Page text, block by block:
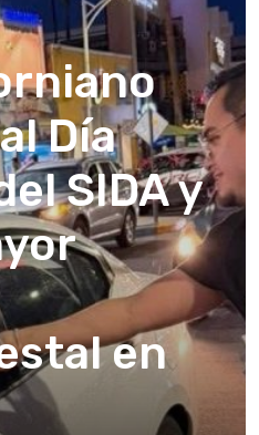
Día
SIDA y
en